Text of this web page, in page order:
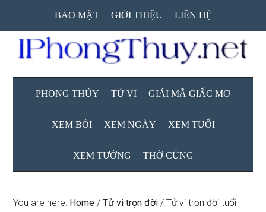
main
content
secondary
menu
primary
sidebar
BẢO MẬT GIỚI THIỆU LIÊN HỆ
PHONG THỦY TỬ VI GIẢI MÃ GIẤC MƠ
XEM BÓI XEM NGÀY XEM TUỔI
XEM TƯỚNG THỜ CÚNG
You are here: Home / Tử vi trọn đời / Tử vi trọn đời tuổi